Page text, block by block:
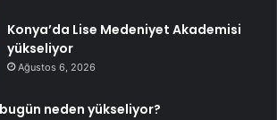
Konya’da Lise Medeniyet Akademisi
yükseliyor
Ağustos 6, 2026
neden yükseliyor?